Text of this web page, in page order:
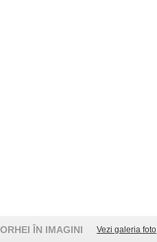
ORHEI ÎN IMAGINI Vezi galeria foto